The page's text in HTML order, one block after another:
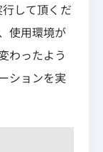
して頂くだ
使用環境が
わったよう
ションを実